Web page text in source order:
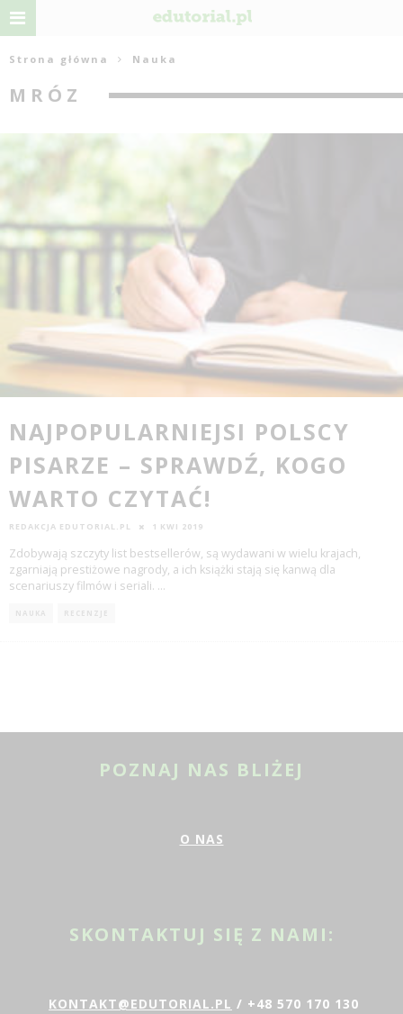
Strona główna Nauka
MRÓZ
NAJPOPULARNIEJSI POLSCY
PISARZE – SPRAWDŹ, KOGO
WARTO CZYTAĆ!
REDAKCJA EDUTORIAL.PL 1 KWI 2019
Zdobywają szczyty list bestsellerów, są wydawani w wielu krajach,
zgarniają prestiżowe nagrody, a ich książki stają się kanwą dla
scenariuszy filmów i seriali. ...
NAUKA RECENZJE
POZNAJ NAS BLIŻEJ
O NAS
SKONTAKTUJ SIĘ Z NAMI:
KONTAKT@EDUTORIAL.PL / +48 570 170 130